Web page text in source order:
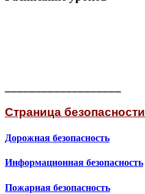
Страница безопасности
Дорожная безопасность
Информационная безопасность
Пожарная безопасность